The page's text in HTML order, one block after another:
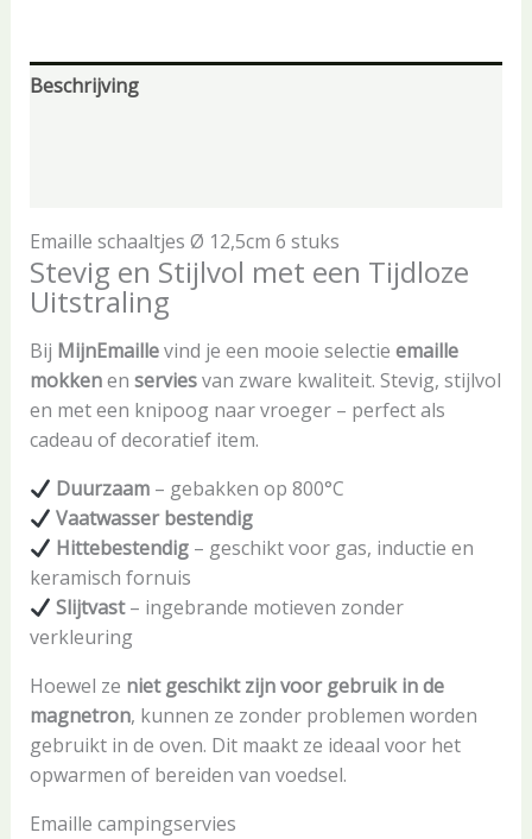
Beschrijving
Emaille schaaltjes Ø 12,5cm 6 stuks
Stevig en Stijlvol met een Tijdloze
Uitstraling
Bij MijnEmaillevind je een mooie selectie emaille
mokkenen serviesvan zware kwaliteit. Stevig, stijlvol
en met een knipoog naar vroeger – perfect als
cadeau of decoratief item.
Duurzaam– gebakken op 800°C
Vaatwasser bestendig
Hittebestendig– geschikt voor gas, inductie en
keramisch fornuis
Slijtvast– ingebrande motieven zonder
verkleuring
Hoewel ze niet geschikt zijn voor gebruik in de
magnetron, kunnen ze zonder problemen worden
gebruikt in de oven. Dit maakt ze ideaal voor het
opwarmen of bereiden van voedsel.
Emaille campingservies